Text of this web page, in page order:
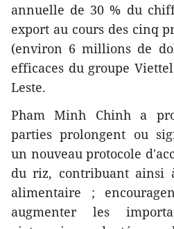
annuelle de 30 % du
export au cours des cinq
(environ 6 millions de
efficaces du groupe
Leste.
Pham Minh Chinh a
parties prolongent ou
un nouveau protocole
du riz, contribuant ainsi
alimentaire ;
augmenter les